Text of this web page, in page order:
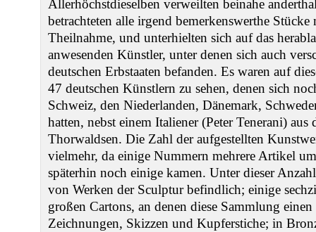
Allerhöchstdieselben verweilten beinahe
betrachteten alle irgend bemerkenswerthe
Theilnahme, und unterhielten sich auf das
anwesenden Künstler, unter denen sich auch
deutschen Erbstaaten befanden. Es waren auf
47 deutschen Künstlern zu sehen, denen sich
Schweiz, den Niederlanden, Dänemark,
hatten, nebst einem Italiener (Peter Tenerani)
Thorwaldsen. Die Zahl der aufgestellten
vielmehr, da einige Nummern mehrere Artikel
späterhin noch einige kamen. Unter dieser
von Werken der Sculptur befindlich; einige
großen Cartons, an denen diese Sammlung
Zeichnungen, Skizzen und Kupferstiche; in